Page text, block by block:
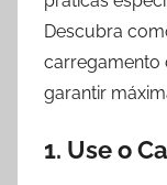
Descubra
carregamento
garantir
1. Use o